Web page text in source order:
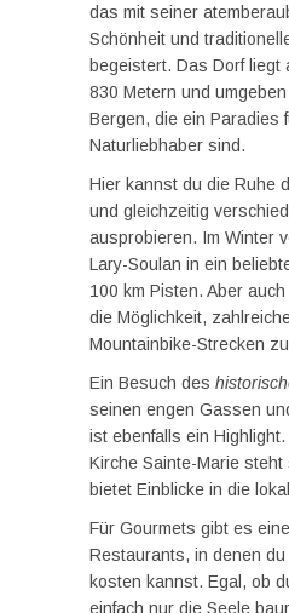
das mit seiner
Schönheit und
begeistert. Das Dorf liegt
830 Metern und
Bergen, die ein Paradies
Naturliebhaber sind.
Hier kannst du die Ruhe
und gleichzeitig
ausprobieren. Im Winter
Lary-Soulan in ein
100 km Pisten. Aber
die Möglichkeit,
Mountainbike-Strecken
Ein Besuch des
seinen engen Gassen
ist ebenfalls ein
Kirche Sainte-Marie steht
bietet Einblicke in die
Für Gourmets gibt es
Restaurants, in denen
kosten kannst. Egal, ob
einfach nur die Seele